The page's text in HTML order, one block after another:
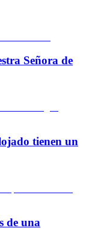
Señora de
tienen un
de una